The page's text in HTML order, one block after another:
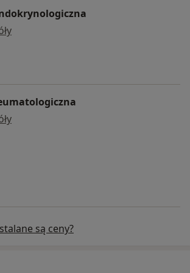
Konsultacja endokrynologiczna
konsultacja reumatologiczna
są ceny?